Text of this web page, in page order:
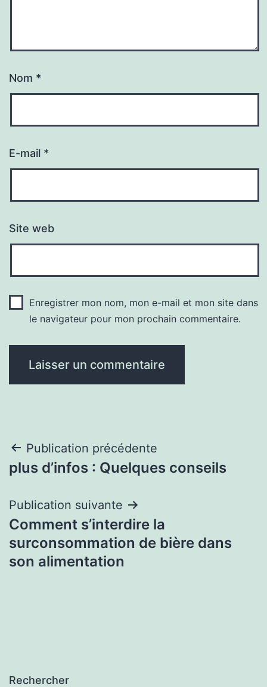
Nom *
E-mail *
Site web
Enregistrer mon nom, mon e-mail et mon site dans
le navigateur pour mon prochain commentaire.
Navigation
de
l’article
Publication précédente
plus d’infos : Quelques conseils
Publication suivante
Comment s’interdire la
surconsommation de bière dans
son alimentation
Rechercher